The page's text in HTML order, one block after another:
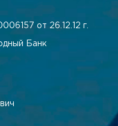
от 26.12.12 г.
Банк